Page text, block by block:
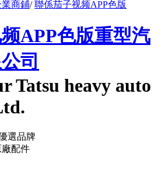
業商鋪/聯係茄子视频APP色版
APP色版重型汽
司
Tatsu heavy auto
選品牌
廠配件